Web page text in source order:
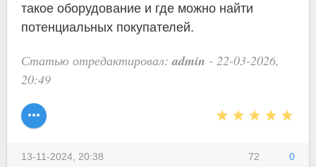
такое оборудование и где можно найти
потенциальных покупателей.
Статью отредактировал:admin - 22-03-2026,
20:49
72 0
13-11-2024, 20:38